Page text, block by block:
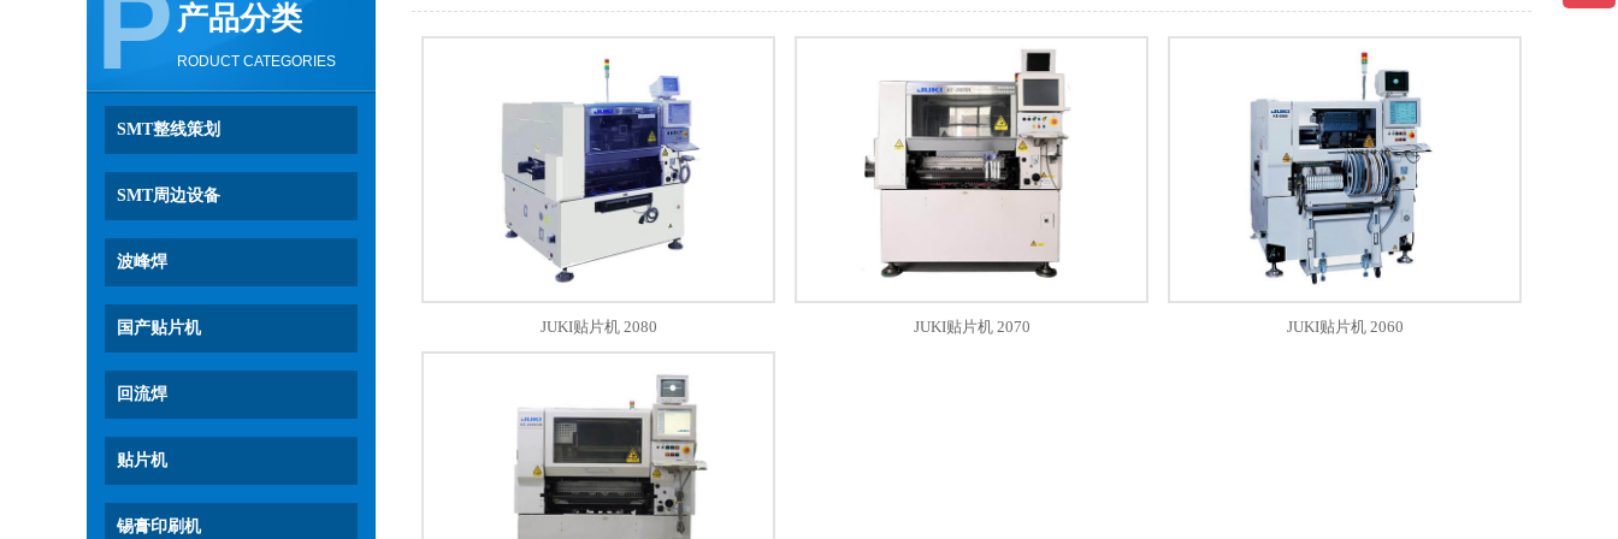
P 产品分类
RODUCT CATEGORIES
SMT整线策划
SMT周边设备
波峰焊
国产贴片机
回流焊
贴片机
锡膏印刷机
JUKI贴片机 2080 JUKI贴片机 2070 JUKI贴片机 2060